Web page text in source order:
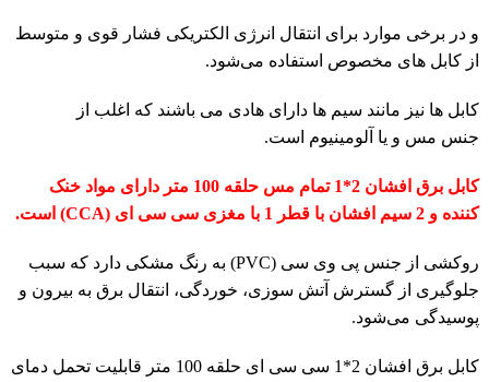
و در برخی موارد برای انتقال انرژی الکتریکی فشار قوی و متوسط
از کابل های مخصوص استفاده می‌شود.
کابل ها نیز مانند سیم ها دارای هادی می باشند که اغلب از
جنس مس و یا آلومینیوم است.
کابل برق افشان 2*1 تمام مس حلقه 100 متر دارای مواد خنک
کننده و 2 سیم افشان با قطر 1 با مغزی سی سی ای (CCA) است.
روکشی از جنس پی وی سی (PVC) به رنگ مشکی دارد که سبب
جلوگیری از گسترش آتش سوزی، خوردگی، انتقال برق به بیرون و
پوسیدگی می‌شود.
کابل برق افشان 2*1 سی سی ای حلقه 100 متر قابلیت تحمل دمای